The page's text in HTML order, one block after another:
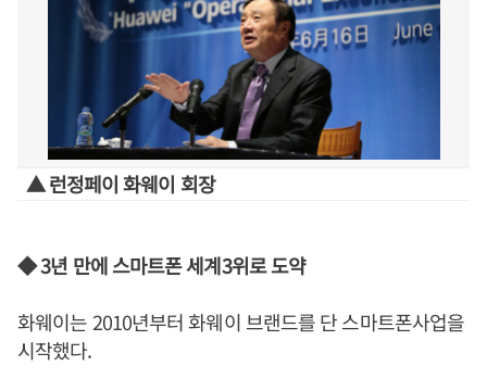
▲ 런정페이 화웨이 회장
◆ 3년 만에 스마트폰 세계3위로 도약
화웨이는 2010년부터 화웨이 브랜드를 단 스마트폰사업을
시작했다.